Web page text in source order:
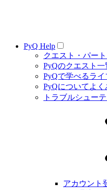
PyQ Help
クエスト・パー
PyQのクエスト一
PyQで学べるラ
PyQについてよく
トラブルシュー
アカウント